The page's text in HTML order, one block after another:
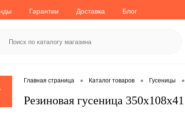
Гарантии Доставка Блог
Главная страница • Каталог товаров • Гусеницы •
Резиновая гусеница 350x108x41